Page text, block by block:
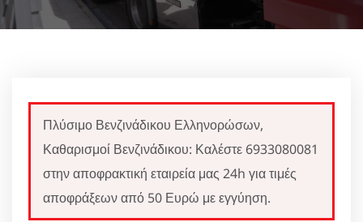
Πλύσιμο Βενζινάδικου Ελληνορώσων,
Καθαρισμοί Βενζινάδικου: Καλέστε 6933080081
στην αποφρακτική εταιρεία μας 24h για τιμές
αποφράξεων από 50 Ευρώ με εγγύηση.